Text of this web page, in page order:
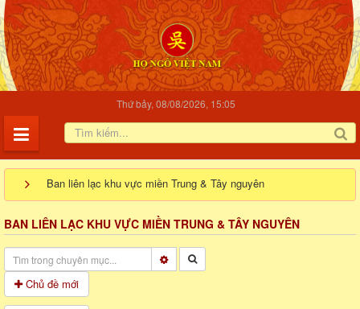
Thứ bảy, 08/08/2026, 15:05
Ban liên lạc khu vực miền Trung & Tây nguyên
BAN LIÊN LẠC KHU VỰC MIỀN TRUNG & TÂY NGUYÊN
Chủ đề mới